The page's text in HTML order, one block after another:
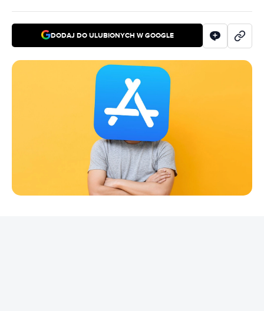
DODAJ DO ULUBIONYCH W GOOGLE